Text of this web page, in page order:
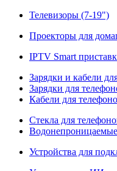
Телевизоры (7-19")
Проекторы для
IPTV Smart
Зарядки и кабели
Зарядки для
Кабели для
Стекла для
Устройства для